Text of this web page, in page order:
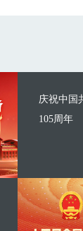
庆祝中国
105周年